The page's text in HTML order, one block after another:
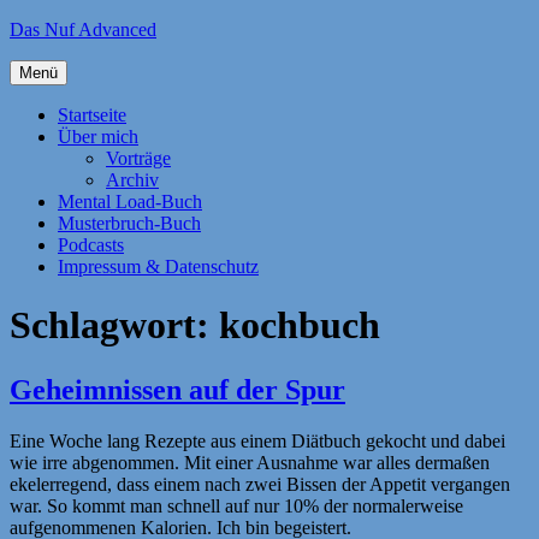
Zum
springen
Das Nuf Advanced
Menü
Startseite
Über mich
Vorträge
Archiv
Mental Load-Buch
Musterbruch-Buch
Podcasts
Impressum & Datenschutz
Schlagwort: kochbuch
Geheimnissen auf der Spur
Eine Woche lang Rezepte aus einem Diätbuch gekocht und dabei
wie irre abgenommen. Mit einer Ausnahme war alles dermaßen
ekelerregend, dass einem nach zwei Bissen der Appetit vergangen
war. So kommt man schnell auf nur 10% der normalerweise
aufgenommenen Kalorien. Ich bin begeistert.